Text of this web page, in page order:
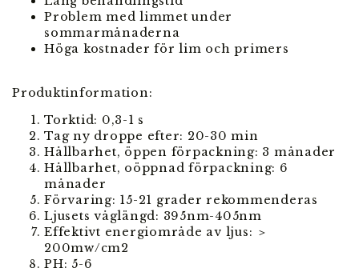
Problem med limmet under
sommarmånaderna
Höga kostnader för lim och primers
Produktinformation:
Torktid: 0,3-1 s
Tag ny droppe efter: 20-30 min
Hållbarhet, öppen förpackning: 3 månader
Hållbarhet, oöppnad förpackning: 6
månader
Förvaring: 15-21 grader rekommenderas
Ljusets våglängd: 395nm-405nm
Effektivt energiområde av ljus: ＞
200mw/cm2
PH: 5-6